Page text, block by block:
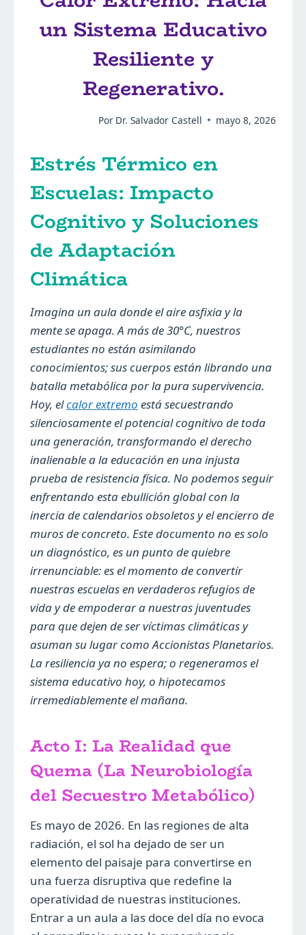
un Sistema Educativo
Resiliente y
Regenerativo.
Por Dr. Salvador Castell mayo 8, 2026
Estrés Térmico en
Escuelas: Impacto
Cognitivo y Soluciones
de Adaptación
Climática
Imagina un aula donde el aire asfixia y la
mente se apaga. A más de 30°C, nuestros
estudiantes no están asimilando
conocimientos; sus cuerpos están librando una
batalla metabólica por la pura supervivencia.
Hoy, elcalor extremo está secuestrando
silenciosamente el potencial cognitivo de toda
una generación, transformando el derecho
inalienable a la educación en una injusta
prueba de resistencia física. No podemos seguir
enfrentando esta ebullición global con la
inercia de calendarios obsoletos y el encierro de
muros de concreto. Este documento no es solo
un diagnóstico, es un punto de quiebre
irrenunciable: es el momento de convertir
nuestras escuelas en verdaderos refugios de
vida y de empoderar a nuestras juventudes
para que dejen de ser víctimas climáticas y
asuman su lugar como Accionistas Planetarios.
La resiliencia ya no espera; o regeneramos el
sistema educativo hoy, o hipotecamos
irremediablemente el mañana.
Acto I: La Realidad que
Quema (La Neurobiología
del Secuestro Metabólico)
Es mayo de 2026. En las regiones de alta
radiación, el sol ha dejado de ser un
elemento del paisaje para convertirse en
una fuerza disruptiva que redefine la
operatividad de nuestras instituciones.
Entrar a un aula a las doce del día no evoca